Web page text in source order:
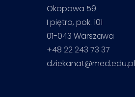
Okopowa 59
I piętro, pok. 101
01-043 Warszawa
+48 22 243 73 37
dziekanat@med.edu.pl